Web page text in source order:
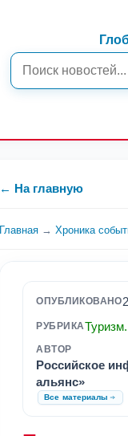
← На главную
Главная → Хроника
ОПУБЛИКОВАНО
РУБРИКА
АВТОР
Российское
альянс»
Все материалы